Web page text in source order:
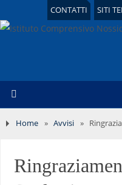
CONTATTI SITI
Home » Avvisi »